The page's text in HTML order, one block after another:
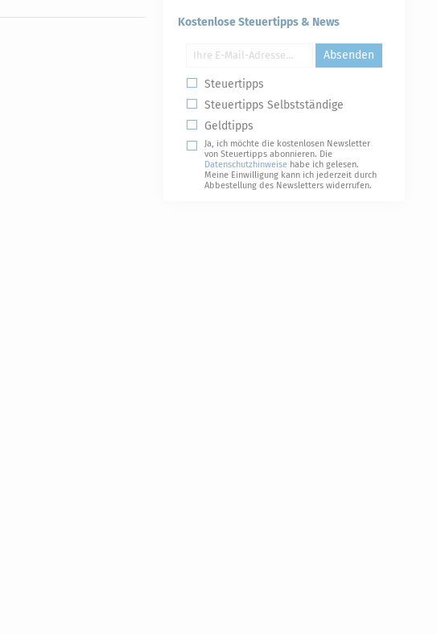
Kostenlose Steuertipps & News
Absenden
Steuertipps
Steuertipps Selbstständige
Geldtipps
Ja, ich möchte die kostenlosen Newsletter
von Steuertipps abonnieren. Die
Datenschutzhinweise habe ich gelesen.
Meine Einwilligung kann ich jederzeit durch
Abbestellung des Newsletters widerrufen.